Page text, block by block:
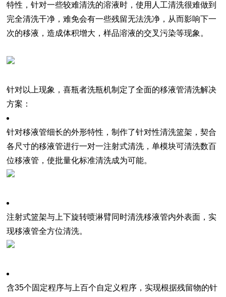
特性，针对一些较难清洗的溶液时，使用人工清洗很难做到
完全清洗干净，难免会有一些残留无法洗净，从而影响下一
次的移液，造成体积增大，样品溶液的交叉污染等现象。
针对以上现象，喜瓶者洗瓶机制定了全面的移液管清洗解决
方案：
针对移液管细长的外形特性，制作了针对性清洗篮架，契合
各尺寸的移液管进行一对一注射式清洗，单模块可清洗数百
位移液管，使批量化标准清洗成为可能。
注射式篮架与上下旋转喷淋臂同时清洗移液管内外表面，实
现移液管全方位清洗。
含35个固定程序与上百个自定义程序，实现根据残留物的针